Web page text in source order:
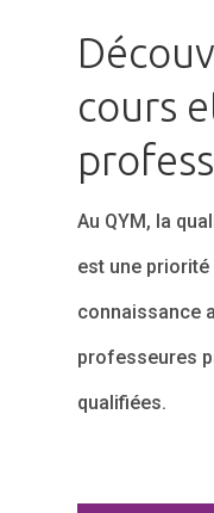
cours
Au QYM, la
est une priorité
connaissance
professeures
qualifiées.